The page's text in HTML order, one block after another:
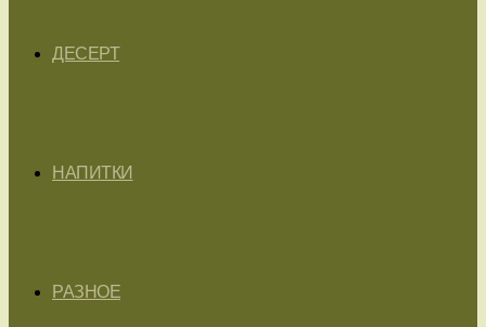
ДЕСЕРТ
НАПИТКИ
РАЗНОЕ